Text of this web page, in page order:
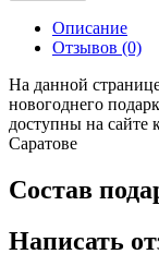
Описание
Отзывов (0)
На данной
новогоднего
доступны на
Саратове
Состав
Написать